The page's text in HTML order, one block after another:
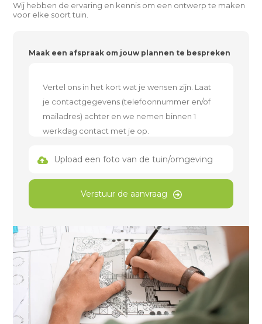
Wij hebben de ervaring en kennis om een ontwerp te maken
voor elke soort tuin.
Maak een afspraak om jouw plannen te bespreken
Upload een foto van de tuin/omgeving
Verstuur de aanvraag